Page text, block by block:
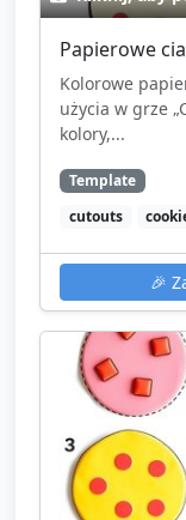
Papierowe
Kolorowe
użycia w grze
kolory,...
Template
cutouts
🎉